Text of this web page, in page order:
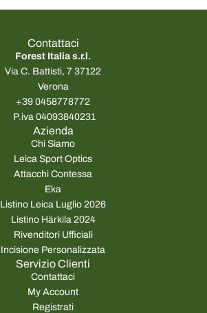
Contattaci
Forest Italia s.r.l.
Via C. Battisti, 7 37122
Verona
+39 0458778772
P.iva 04093840231
Azienda
Chi Siamo
Leica Sport Optics
Attacchi Contessa
Eka
Listino Leica Luglio 2026
Listino Härkila 2024
Rivenditori Ufficiali
Incisione Personalizzata
Servizio Clienti
Contattaci
My Account
Registrati